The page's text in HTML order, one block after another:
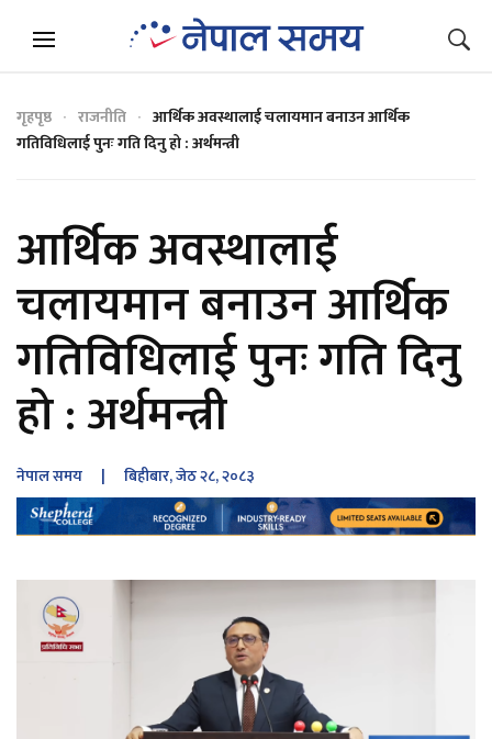
गृहपृष्ठ राजनीति
आर्थिक अवस्थालाई चलायमान बनाउन आर्थिक
गतिविधिलाई पुनः गति दिनु हो : अर्थमन्त्री
आर्थिक अवस्थालाई
चलायमान बनाउन आर्थिक
गतिविधिलाई पुनः गति दिनु
हो : अर्थमन्त्री
नेपाल समय | बिहीबार, जेठ २८, २०८३